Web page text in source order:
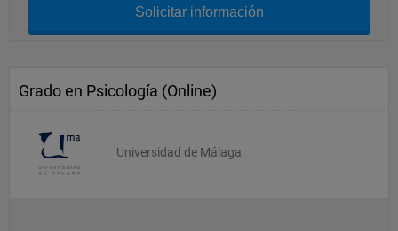
Solicitar información
Grado en Psicología (Online)
Universidad de Málaga